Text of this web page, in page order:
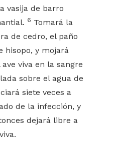
vasija de barro
6 Tomará la
de cedro, el paño
hisopo, y mojará
viva en la sangre
sobre el agua de
siete veces a
de la infección, y
dejará libre a